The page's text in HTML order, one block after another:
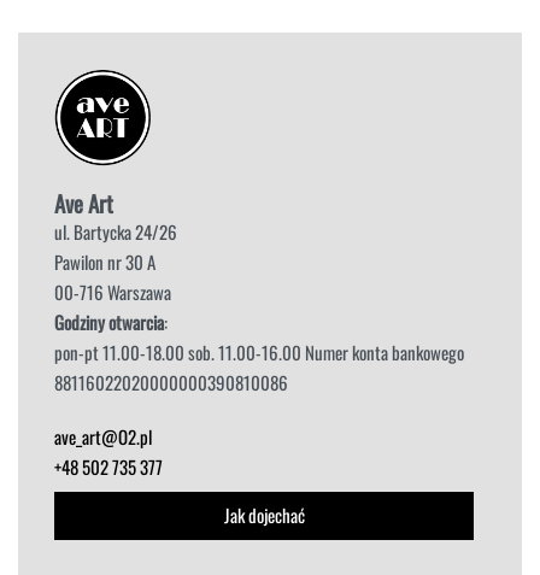
Ave Art
ul. Bartycka 24/26
Pawilon nr 30 A
00-716 Warszawa
Godziny otwarcia:
pon-pt 11.00-18.00 sob. 11.00-16.00 Numer konta bankowego
88116022020000000390810086
ave_art@O2.pl
+48 502 735 377
Jak dojechać